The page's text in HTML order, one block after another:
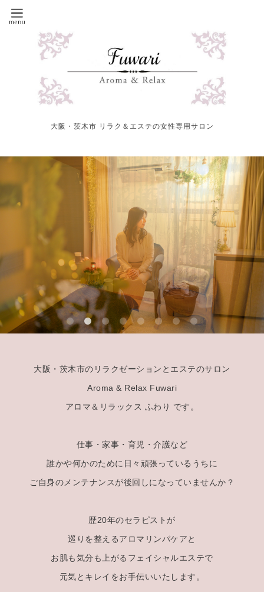
大阪・茨木市 リラク＆エステの女性専用サロン
大阪・茨木市のリラクゼーションとエステのサロン
Aroma & Relax Fuwari
アロマ＆リラックス ふわり です。
仕事・家事・育児・介護など
誰かや何かのために日々頑張っているうちに
ご自身のメンテナンスが後回しになっていませんか？
歴20年のセラピストが
巡りを整えるアロマリンパケアと
お肌も気分も上がるフェイシャルエステで
元気とキレイをお手伝いいたします。